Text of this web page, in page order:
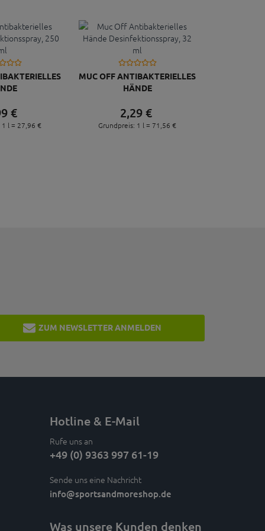
€
l = 27, 96 €
MUC OFF ANTIBAKTERIELLES
HÄNDE
ML
2,29 €
Grundpreis: 1 l = 71, 56 €
ZUM NEWSLETTER ANMELDEN
Hotline & E-Mail
Rufe uns an
+49 (0) 9363 997 61-19
Sende uns eine Nachricht
info@sportsandmoreshop.de
Was unsere Kunden denken